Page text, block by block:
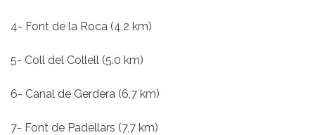
4- Font de la Roca (4,2 km)
5- Coll del Collell (5.0 km)
6- Canal de Gerdera (6,7 km)
7- Font de Padellars (7,7 km)